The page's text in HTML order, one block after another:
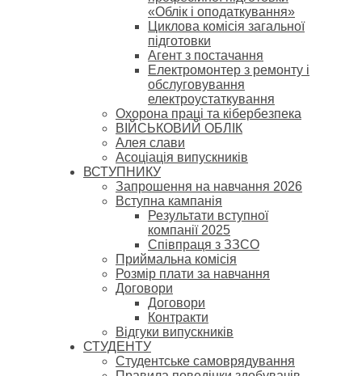
«Облік і оподаткування»
Циклова комісія загальної
підготовки
Агент з постачання
Електромонтер з ремонту і
обслуговування
електроустаткування
Охорона праці та кібербезпека
ВІЙСЬКОВИЙ ОБЛІК
Алея слави
Асоціація випускників
ВСТУПНИКУ
Запрошення на навчання 2026
Вступна кампанія
Результати вступної
компанії 2025
Співпраця з ЗЗСО
Приймальна комісія
Розмір плати за навчання
Договори
Договори
Контракти
Відгуки випускників
СТУДЕНТУ
Cтудентське самоврядування